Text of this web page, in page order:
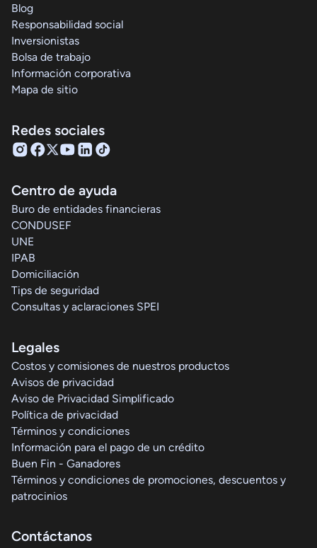
Blog
Responsabilidad social
Inversionistas
Bolsa de trabajo
Información corporativa
Mapa de sitio
Redes sociales
Centro de ayuda
Buro de entidades financieras
CONDUSEF
UNE
IPAB
Domiciliación
Tips de seguridad
Consultas y aclaraciones SPEI
Legales
Costos y comisiones de nuestros productos
Avisos de privacidad
Aviso de Privacidad Simplificado
Política de privacidad
Términos y condiciones
Información para el pago de un crédito
Buen Fin - Ganadores
Términos y condiciones de promociones, descuentos y
patrocinios
Contáctanos